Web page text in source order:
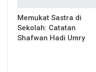
Memukat Sastra di
Sekolah: Catatan
Shafwan Hadi Umry